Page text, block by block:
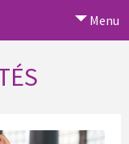
Menu